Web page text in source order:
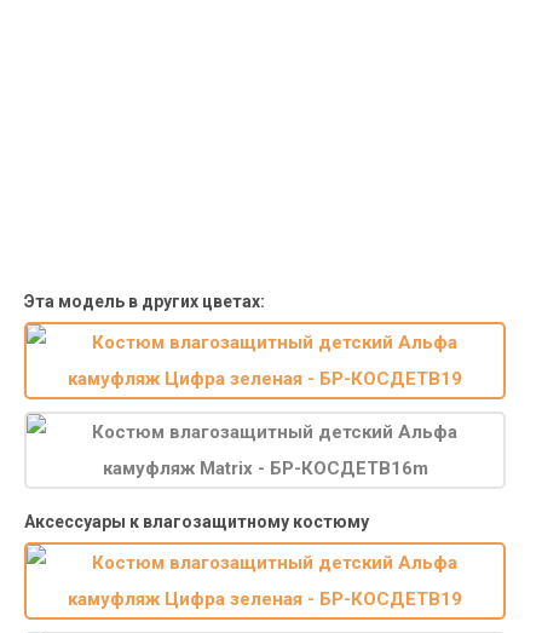
Эта модель в других цветах:
Аксессуары к влагозащитному костюму